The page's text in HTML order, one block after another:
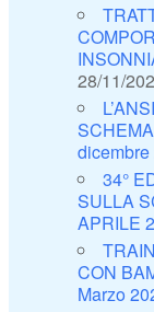
28/11/
34°
SULLA
APRILE
CON
Marzo